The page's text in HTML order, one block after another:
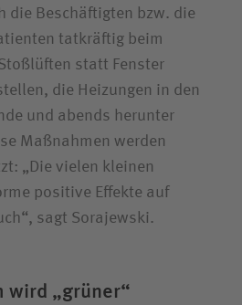
die Beschäftigten bzw. die
tatkräftig beim
statt Fenster
die Heizungen in den
und abends herunter
Maßnahmen werden
„Die vielen kleinen
positive Effekte auf
sagt Sorajewski.
wird „grüner“